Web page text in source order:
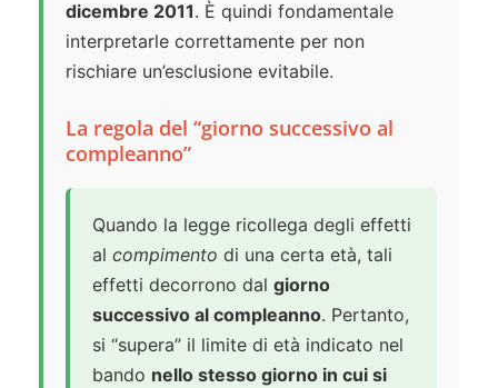
dicembre 2011. È quindi fondamentale
interpretarle correttamente per non
rischiare un’esclusione evitabile.
La regola del “giorno successivo al
compleanno”
Quando la legge ricollega degli effetti
al compimento di una certa età, tali
effetti decorrono dal giorno
successivo al compleanno. Pertanto,
si “supera” il limite di età indicato nel
bando nello stesso giorno in cui si